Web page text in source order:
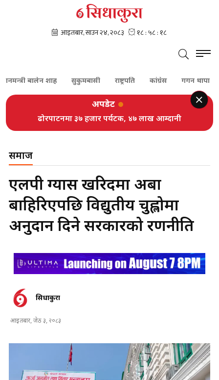
बालेन शाह सुकुमबासी राष्ट्रपति कांग्रेस गगन थापा
अपडेट
ढोरपाटनमा ३७ हजार पर्यटक, ४७ लाख आम्दानी
समाज
एलपी ग्यास खरिदमा अर्बौ
बाहिरिएपछि विद्युतीय चुह्लोमा
अनुदान दिने सरकारको रणनीति
सिधाकुरा
आइतबार, जेठ ३, २०८३